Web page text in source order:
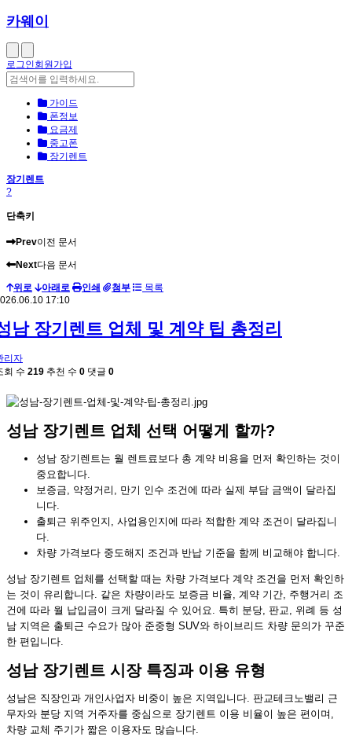
카웨이
로그인회원가입
가이드
폰정보
요금제
중고폰
장기렌트
장기렌트
?
단축키
Prev이전 문서
Next다음 문서
위로 아래로 인쇄 첨부
목록
17:10
남 장기렌트 업체 및 계약 팁 총정리
리자
회 수 219 추천 수 0 댓글 0
성남 장기렌트 업체 선택 어떻게 할까?
성남 장기렌트는 월 렌트료보다 총 계약 비용을 먼저 확인하는 것이
중요합니다.
보증금, 약정거리, 만기 인수 조건에 따라 실제 부담 금액이 달라집
니다.
출퇴근 위주인지, 사업용인지에 따라 적합한 계약 조건이 달라집니
다.
차량 가격보다 중도해지 조건과 반납 기준을 함께 비교해야 합니다.
성남 장기렌트 업체를 선택할 때는 차량 가격보다 계약 조건을 먼저 확인하
는 것이 유리합니다. 같은 차량이라도 보증금 비율, 계약 기간, 주행거리 조
건에 따라 월 납입금이 크게 달라질 수 있어요. 특히 분당, 판교, 위례 등 성
남 지역은 출퇴근 수요가 많아 준중형 SUV와 하이브리드 차량 문의가 꾸준
한 편입니다.
성남 장기렌트 시장 특징과 이용 유형
성남은 직장인과 개인사업자 비중이 높은 지역입니다. 판교테크노밸리 근
무자와 분당 지역 거주자를 중심으로 장기렌트 이용 비율이 높은 편이며,
차량 교체 주기가 짧은 이용자도 많습니다.